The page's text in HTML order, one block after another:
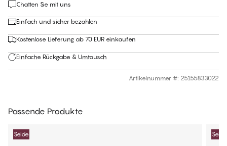
Chatten Sie mit uns
Einfach und sicher bezahlen
Kostenlose Lieferung ab 70 EUR einkaufen
Einfache Rückgabe & Umtausch
Artikelnummer #: 25155833022
Passende Produkte
Seide Seide